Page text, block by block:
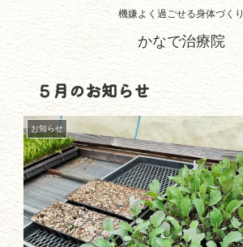
機嫌よく過ごせる身体づくり
かなで治療院
５月のお知らせ
お知らせ